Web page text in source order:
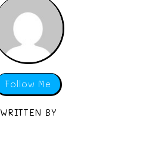
Follow Me
WRITTEN BY